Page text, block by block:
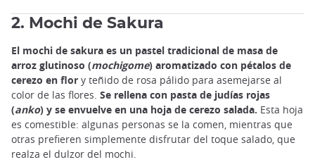
2. Mochi de Sakura
El mochi de sakura es un pastel tradicional de masa de
arroz glutinoso (mochigome) aromatizado con pétalos de
cerezo en flor y teñido de rosa pálido para asemejarse al
color de las flores. Se rellena con pasta de judías rojas
(anko) y se envuelve en una hoja de cerezo salada. Esta hoja
es comestible: algunas personas se la comen, mientras que
otras prefieren simplemente disfrutar del toque salado, que
realza el dulzor del mochi.